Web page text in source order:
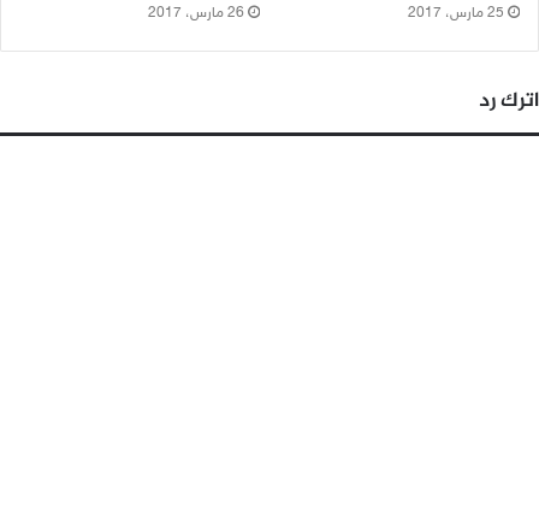
25 مارس، 2017 26 مارس، 2017
اترك رد